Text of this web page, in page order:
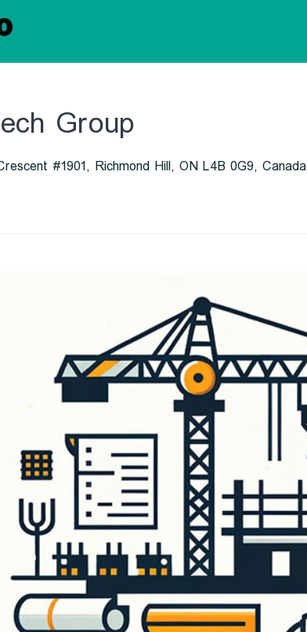
Group
#1901, Richmond Hill, ON L4B 0G9, Canada